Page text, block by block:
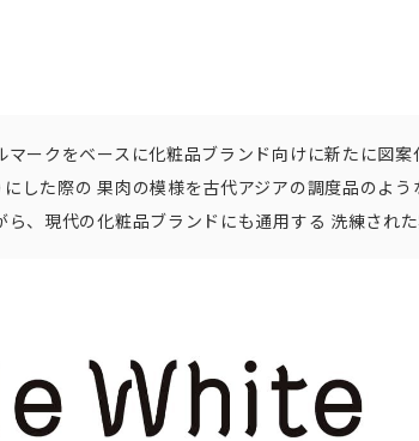
ークをベースに化粧品ブランド向けに新たに図案
した際の 果肉の模様を古代アジアの調度品のよ
、現代の化粧品ブランドにも通用する 洗練された